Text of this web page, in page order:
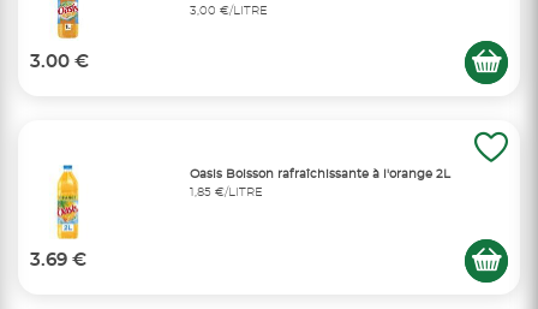
3,00 €/LITRE
3.00 €
Oasis Boisson rafraîchissante à l'orange 2L
1,85 €/LITRE
3.69 €